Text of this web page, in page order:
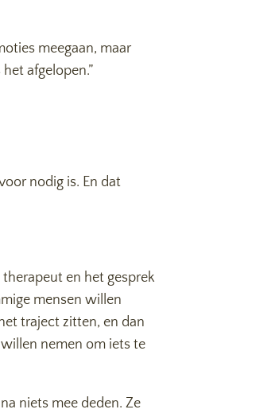
meegaan, maar
afgelopen.”
nodig is. En dat
en het gesprek
mensen willen
traject zitten, en dan
nemen om iets te
niets mee deden. Ze